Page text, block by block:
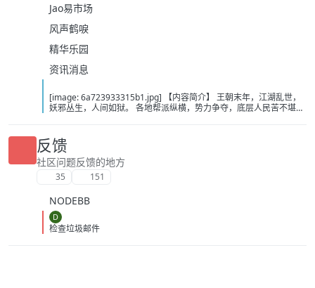
Jao易市场
风声鹤唳
精华乐园
资讯消息
[image: 6a723933315b1.jpg] 【内容简介】 王朝末年，江湖乱世，
妖邪丛生，人间如狱。 各地帮派纵横，势力争夺，底层人民苦不堪
筋骨齐鸣，盖世无双 【铜皮铁骨】：肉身刚猛无俦，金刚不坏，对外
界的一切伤害自动减免60%！ 【雷电法王】：手握雷电之力，雷霆所
至，万邪辟易，接引雷海，击碎一切。 【先天霸体】：肉身超速愈
合，掌握三倍战力，只要头颅尚在，永远不死。 一门门天赋接连不断
地解锁，为陈玄带来一个个颠覆世界的能力。 此外，还有【不灭拳
大，得到的奖励越高。 随着实力越强，世界诡异的一幕便愈发清晰。
无尽的黑暗遮笼大地。 无数的禁忌高高屹立。 无数的妖魔在暗中窥
视。 陈玄只觉得这世界越来越癫。 但他不管有多少禁忌屹立，也不管
有多少妖魔窥视，更不管有多少黑暗笼罩。 他只求快意恩仇。 挡我道
反馈
社区问题反馈的地方
35 151
NODEBB
D
检查垃圾邮件